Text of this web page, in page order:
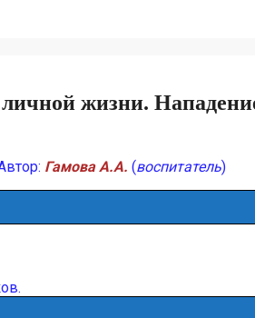
жизни.
Гамова А.А. (воспитатель)